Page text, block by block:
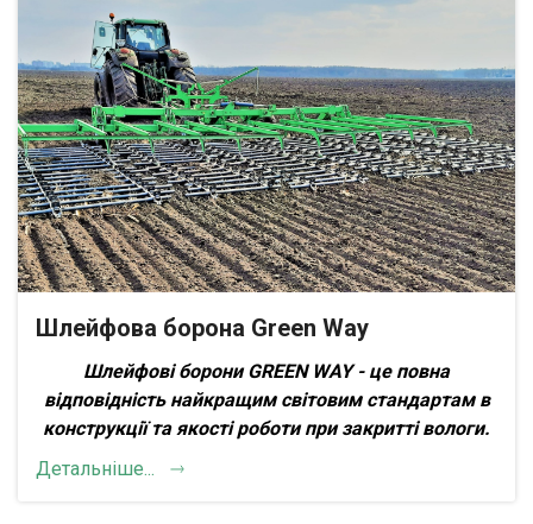
Шлейфова борона Green Way
Шлейфові борони GREEN WAY - це повна
відповідність найкращим світовим стандартам в
конструкції та якості роботи при закритті вологи.
Детальніше...